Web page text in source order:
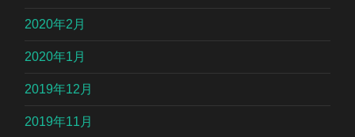
2020年2月
2020年1月
2019年12月
2019年11月